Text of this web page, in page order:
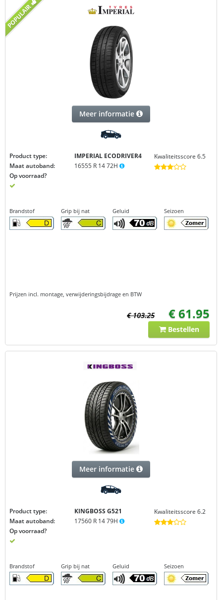
Meer informatie
Product type:
IMPERIAL ECODRIVER4
Maat autoband:
16555 R 14 72H
Op voorraad?
Kwaliteitsscore 6.5
Brandstof Grip bij nat Geluid Seizoen
Prijzen incl. montage, verwijderingsbijdrage en BTW
€ 103.25 € 61.95
Bestellen
Meer informatie
Product type:
KINGBOSS G521
Maat autoband:
17560 R 14 79H
Op voorraad?
Kwaliteitsscore 6.2
Brandstof Grip bij nat Geluid Seizoen